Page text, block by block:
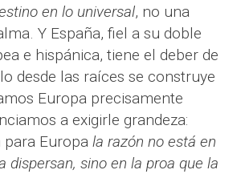
en lo universal, no una
Y España, fiel a su doble
e hispánica, tiene el deber de
desde las raíces se construye
Europa precisamente
a exigirle grandeza:
Europa la razón no está en
dispersan, sino en la proa que la